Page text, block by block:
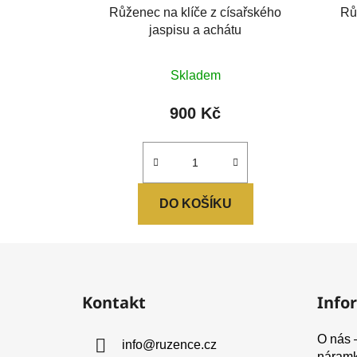
Růženec na klíče z císařského
jaspisu a achátu
hodnocení
produktu
z
hvězdiček.
Skladem
900 Kč
DO KOŠÍKU
Kontakt
info@ruzence.cz
O nás